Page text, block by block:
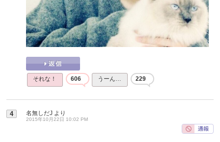
それな！ 606 うーん… 229
4 名無しだJ より
2015年10月22日 10:02 PM